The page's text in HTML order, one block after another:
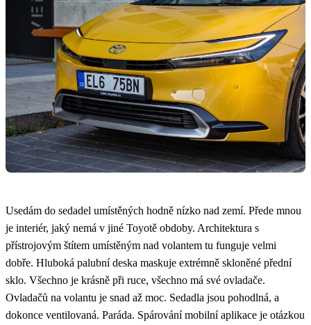
Usedám do sedadel umístěných hodně nízko nad zemí. Přede mnou
je interiér, jaký nemá v jiné Toyotě obdoby. Architektura s
přístrojovým štítem umístěným nad volantem tu funguje velmi
dobře. Hluboká palubní deska maskuje extrémně skloněné přední
sklo. Všechno je krásně při ruce, všechno má své ovladače.
Ovladačů na volantu je snad až moc. Sedadla jsou pohodlná, a
dokonce ventilovaná. Paráda. Spárování mobilní aplikace je otázkou